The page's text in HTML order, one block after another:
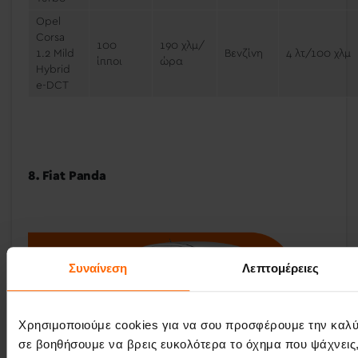
Συναίνεση Λεπτομέρειες
Χρησιμοποιούμε cookies για να σου προσφέρουμε την
σε βοηθήσουμε να βρεις ευκολότερα το όχημα που
Opel
Corsa
1.2 Mild
Hybrid
e-DCT
100
ίπποι
190 χλμ/
ώρα
Βενζίνη 4 λτ/100 χλμ
8. Fiat Panda